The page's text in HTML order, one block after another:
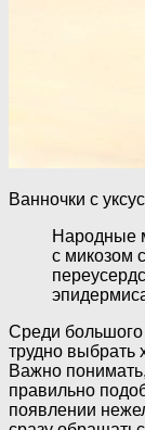
Ванночки с
Народные
с микозом
Среди большого
трудно выбрать
Важно
правильно
появлении